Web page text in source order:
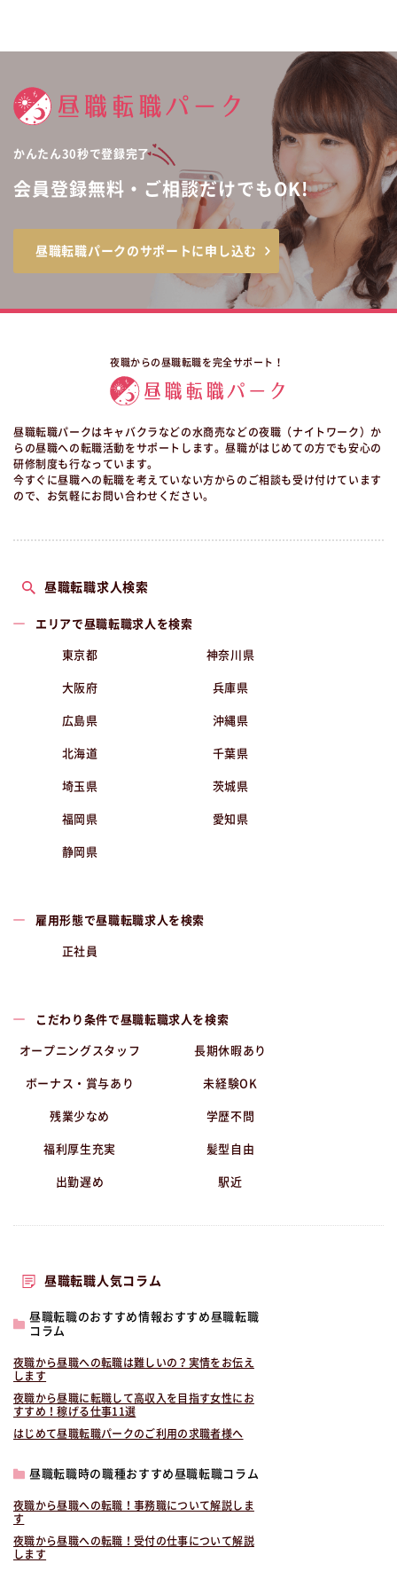
かんたん30秒で登録完了
会員登録無料・ご相談だけでもOK!
昼職転職パークのサポートに申し込む
夜職からの昼職転職を完全サポート！
昼職転職パークはキャバクラなどの水商売などの夜職（ナイトワーク）か
らの昼職への転職活動をサポートします。昼職がはじめての方でも安心の
研修制度も行なっています。
今すぐに昼職への転職を考えていない方からのご相談も受け付けています
ので、お気軽にお問い合わせください。
昼職転職求人検索
エリアで昼職転職求人を検索
東京都 神奈川県
大阪府 兵庫県
広島県 沖縄県
北海道 千葉県
埼玉県 茨城県
福岡県 愛知県
静岡県
雇用形態で昼職転職求人を検索
正社員
こだわり条件で昼職転職求人を検索
オープニングスタッフ 長期休暇あり
ボーナス・賞与あり 未経験OK
残業少なめ 学歴不問
福利厚生充実 髪型自由
出勤遅め 駅近
昼職転職人気コラム
昼職転職のおすすめ情報おすすめ昼職転職
コラム
夜職から昼職への転職は難しいの？実情をお伝え
します
夜職から昼職に転職して高収入を目指す女性にお
すすめ！稼げる仕事11選
はじめて昼職転職パークのご利用の求職者様へ
昼職転職時の職種おすすめ昼職転職コラム
夜職から昼職への転職！事務職について解説しま
す
夜職から昼職への転職！受付の仕事について解説
します